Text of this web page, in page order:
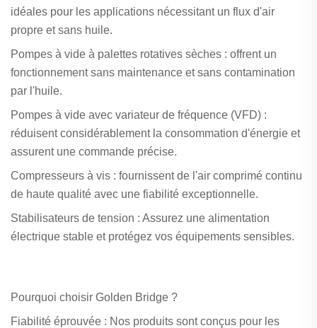
idéales pour les applications nécessitant un flux d'air
propre et sans huile.
Pompes à vide à palettes rotatives sèches : offrent un
fonctionnement sans maintenance et sans contamination
par l'huile.
Pompes à vide avec variateur de fréquence (VFD) :
réduisent considérablement la consommation d'énergie et
assurent une commande précise.
Compresseurs à vis : fournissent de l'air comprimé continu
de haute qualité avec une fiabilité exceptionnelle.
Stabilisateurs de tension : Assurez une alimentation
électrique stable et protégez vos équipements sensibles.
Pourquoi choisir Golden Bridge ?
Fiabilité éprouvée : Nos produits sont conçus pour les